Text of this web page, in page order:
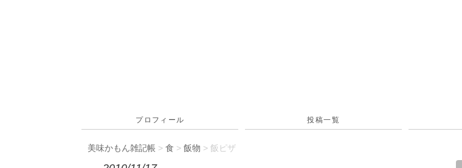
プロフィール 投稿一覧
美味かもん雑記帳 >食 >飯物 > 飯ピザ